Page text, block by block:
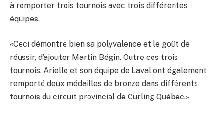
à remporter trois tournois avec trois différentes
équipes.
«Ceci démontre bien sa polyvalence et le goût de
réussir, d’ajouter Martin Bégin. Outre ces trois
tournois, Arielle et son équipe de Laval ont également
remporté deux médailles de bronze dans différents
tournois du circuit provincial de Curling Québec.»